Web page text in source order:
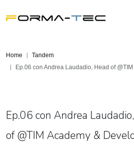
Home
Tandem
Ep.06 con Andrea Laudadio, Head of
Ep.06 con Andrea
of ‪@TIM‬ Academy &